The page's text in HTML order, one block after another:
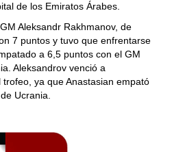
de los Emiratos Árabes.
Aleksandr Rakhmanov, de
7 puntos y tuvo que enfrentarse
a 6,5 puntos con el GM
Aleksandrov venció a
ya que Anastasian empató
Ucrania.